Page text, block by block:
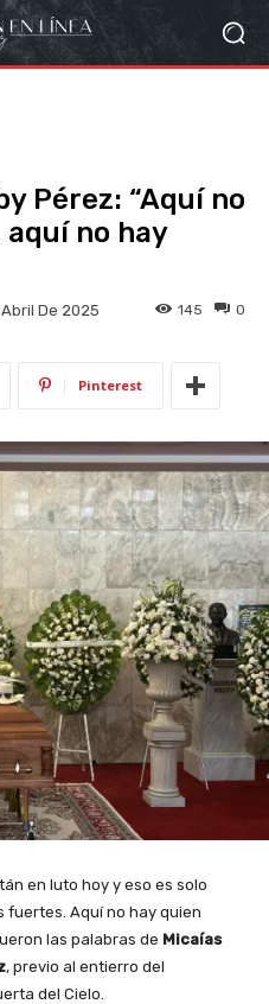
Pérez: “Aquí no
no hay
Abril De 2025 0
145
Pinterest
en luto hoy y eso es solo
Aquí no hay quien
las palabras de Micaías
, previo al entierro del
del Cielo.